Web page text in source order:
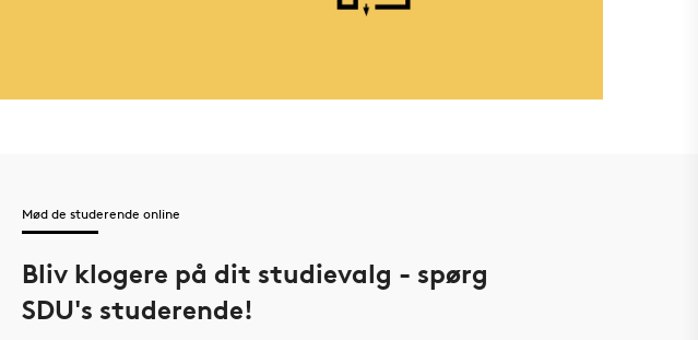
Mød de studerende online
Bliv klogere på dit studievalg - spørg
SDU's studerende!